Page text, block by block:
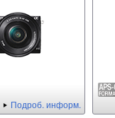
Подроб. информ.